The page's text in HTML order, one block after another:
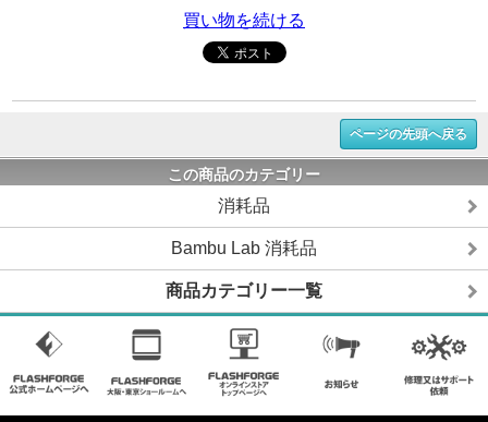
買い物を続ける
ページの先頭へ戻る
この商品のカテゴリー
消耗品
Bambu Lab 消耗品
商品カテゴリー一覧